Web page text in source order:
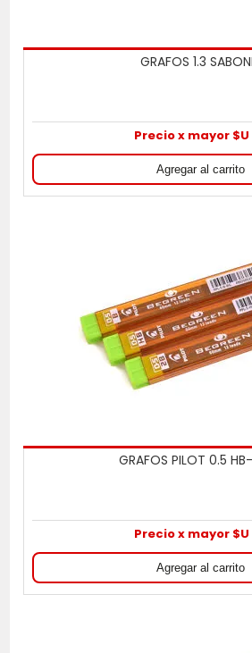
GRAFOS 1.3
Precio x mayor $U
GRAFOS PILOT 0.5
Precio x mayor $U